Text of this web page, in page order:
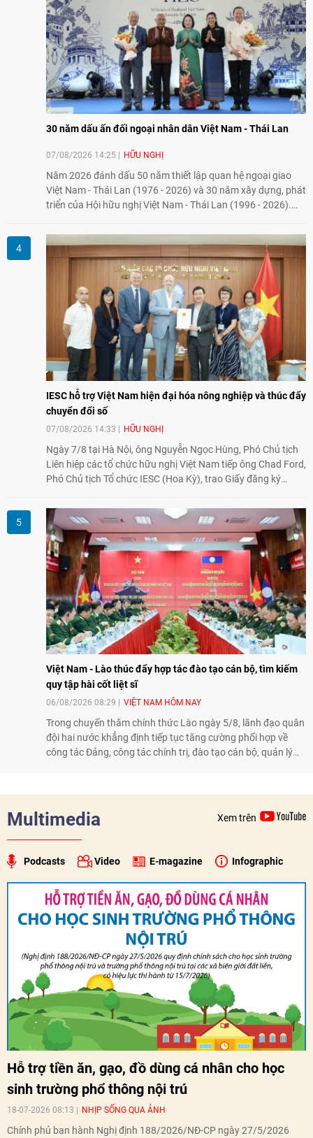
30 năm dấu ấn đối ngoại nhân dân Việt Nam - Thái Lan
07/08/2026 14:25 HỮU NGHỊ
Năm 2026 đánh dấu 50 năm thiết lập quan hệ ngoại giao
Việt Nam - Thái Lan (1976 - 2026) và 30 năm xây dựng, phát
triển của Hội hữu nghị Việt Nam - Thái Lan (1996 - 2026).
tình hữu nghị, đồng thời từng bước mở rộng hoạt động từ
giao lưu truyền thống sang kết nối địa phương, doanh
nghiệp, giáo dục, văn hóa và thế hệ trẻ, góp phần tăng
cường sự hiểu biết và hợp tác giữa nhân dân hai nước.
IESC hỗ trợ Việt Nam hiện đại hóa nông nghiệp và thúc đẩy
chuyển đổi số
07/08/2026 14:33 HỮU NGHỊ
Ngày 7/8 tại Hà Nội, ông Nguyễn Ngọc Hùng, Phó Chủ tịch
Liên hiệp các tổ chức hữu nghị Việt Nam tiếp ông Chad Ford,
Phó Chủ tịch Tổ chức IESC (Hoa Kỳ), trao Giấy đăng ký
đổi về định hướng triển khai Dự án "Mở rộng Thương mại
Nông nghiệp và An toàn thực phẩm Hoa Kỳ - Việt Nam",
hướng tới thúc đẩy chuyển đổi số, hiện đại hóa nông nghiệp
và mở rộng hợp tác phát triển giữa hai nước.
Việt Nam - Lào thúc đẩy hợp tác đào tạo cán bộ, tìm kiếm
quy tập hài cốt liệt sĩ
06/08/2026 08:29 VIỆT NAM HÔM NAY
Trong chuyến thăm chính thức Lào ngày 5/8, lãnh đạo quân
đội hai nước khẳng định tiếp tục tăng cường phối hợp về
công tác Đảng, công tác chính trị, đào tạo cán bộ, quản lý
Multimedia Xem trên
Podcasts Video E-magazine Infographic
Hỗ trợ tiền ăn, gạo, đồ dùng cá nhân cho học
sinh trường phổ thông nội trú
18-07-2026 08:13 NHỊP SỐNG QUA ẢNH
Chính phủ ban hành Nghị định 188/2026/NĐ-CP ngày 27/5/2026